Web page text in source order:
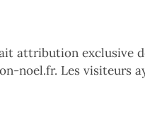
attribution exclusive
noel.fr. Les visiteurs